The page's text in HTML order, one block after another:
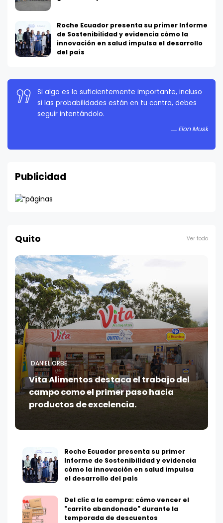
Roche Ecuador presenta su primer Informe
de Sostenibilidad y evidencia cómo la
innovación en salud impulsa el desarrollo
del país
Si algo es lo suficientemente importante, incluso
si las probabilidades están en tu contra, debes
seguir intentándolo.
Elon Musk
La persistencia es muy importante. No debes
rendirte a menos que estés obligado a rendirte.
Publicidad
Quito Ver todo
DANIEL ORBE
Vita Alimentos destaca el trabajo del
campo como el primer paso hacia
productos de excelencia.
Roche Ecuador presenta su primer
Informe de Sostenibilidad y evidencia
cómo la innovación en salud impulsa
el desarrollo del país
Del clic a la compra: cómo vencer el
"carrito abandonado" durante la
temporada de descuentos